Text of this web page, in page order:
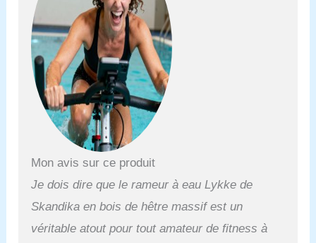
avec le réservoir innovant
à 90° assure, grâce à une
résistance accrue, un
entraînement encore plus
performant et s'ajuste
facilement grâce à la
quantité de remplissage.
✔ CONSTRUCTION
ROBUSTE : le bois massif
le double rail de
optimale jusqu'à une taille
de 190 cm et un poids
CONNECTIVITÉ : Le
Mon avis sur ce produit
Je dois dire que le rameur à eau Lykke de
Skandika en bois de hêtre massif est un
véritable atout pour tout amateur de fitness à